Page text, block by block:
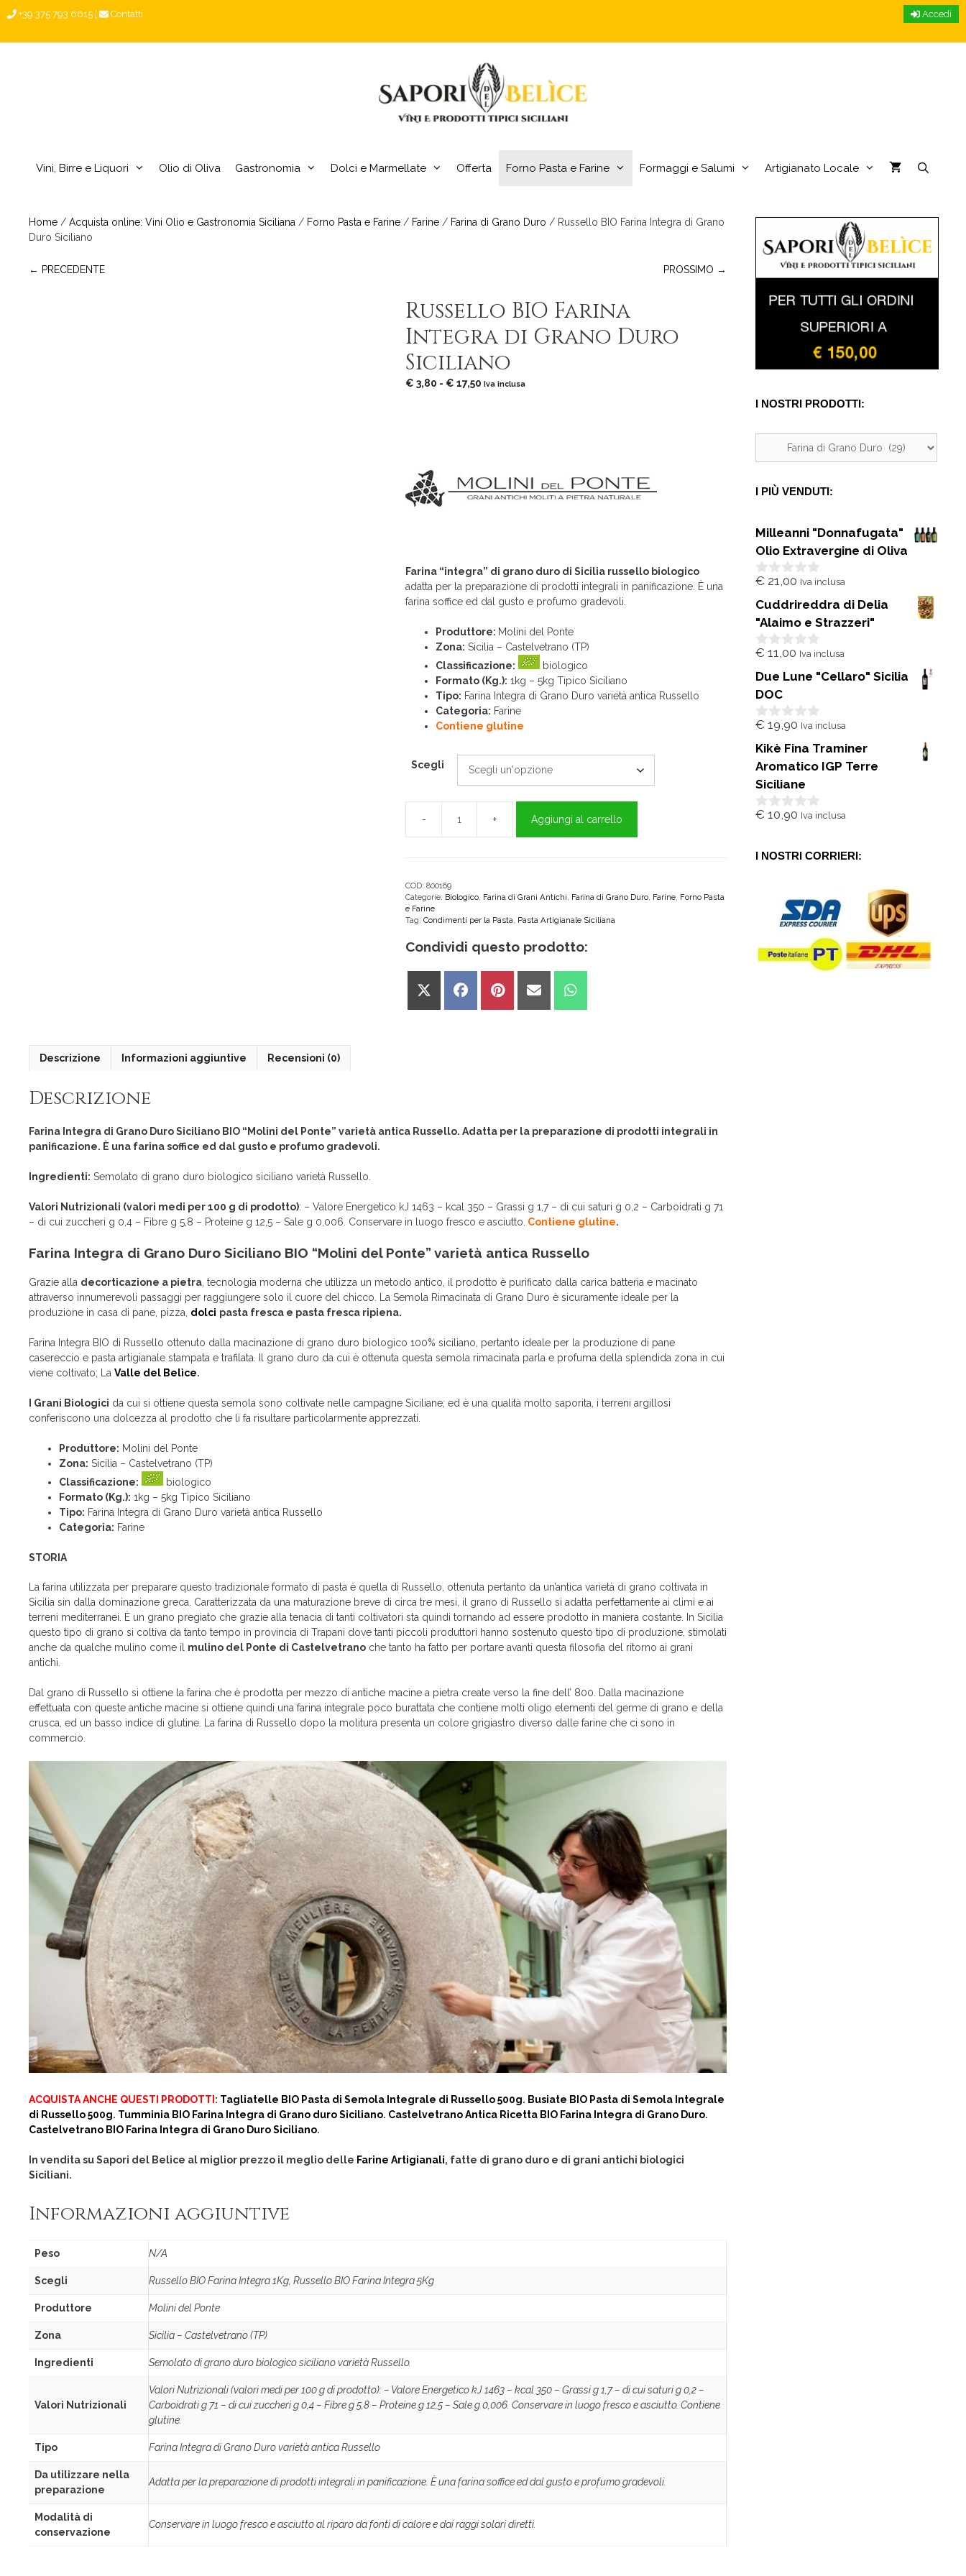
Accedi
+39 375 793 6615 Contatti
Vini, Birre e Liquori Olio di Oliva Gastronomia Dolci e Marmellate Offerta Forno Pasta e Farine Formaggi e Salumi Artigianato Locale
Home / Acquista online: Vini Olio e Gastronomia Siciliana / Forno Pasta e Farine / Farine / Farina di Grano Duro / Russello BIO Farina Integra di Grano
Duro Siciliano
← PRECEDENTE PROSSIMO →
Russello BIO Farina
Integra di Grano Duro
Siciliano
€ 3,80 - € 17,50 Fascia
Iva inclusa
Farina “integra” di grano duro di Sicilia russello biologico
adatta per la preparazione di prodotti integrali in panificazione. È una
farina soffice ed dal gusto e profumo gradevoli.
Produttore: Molini del Ponte
Zona: Sicilia – Castelvetrano (TP)
Classificazione:
biologico
Formato (Kg.): 1kg – 5kg Tipico Siciliano
Tipo: Farina Integra di Grano Duro varietà antica Russello
Categoria: Farine
Contiene glutine
Scegli
BIO
Farina
di
Grano
Duro
quantità
Aggiungi al carrello
COD:800169
Categorie: Biologico, Farina di Grani Antichi, Farina di Grano Duro, Farine, Forno Pasta
e Farine
Tag:Condimenti per la Pasta, Pasta Artigianale Siciliana
Condividi questo prodotto:
Share
Share
Share
Share
Share
Descrizione Informazioni aggiuntive Recensioni (0)
Descrizione
Farina Integra di Grano Duro Siciliano BIO “Molini del Ponte” varietà antica Russello. Adatta per la preparazione di prodotti integrali in
panificazione. È una farina soffice ed dal gusto e profumo gradevoli.
Ingredienti: Semolato di grano duro biologico siciliano varietà Russello.
Valori Nutrizionali (valori medi per 100 g di prodotto): – Valore Energetico kJ 1463 – kcal 350 – Grassi g 1,7 – di cui saturi g 0,2 – Carboidrati g 71
– di cui zuccheri g 0,4 – Fibre g 5,8 – Proteine g 12,5 – Sale g 0,006. Conservare in luogo fresco e asciutto. Contiene glutine.
Farina Integra di Grano Duro Siciliano BIO “Molini del Ponte” varietà antica Russello
Grazie alla decorticazione a pietra , tecnologia moderna che utilizza un metodo antico, il prodotto è purificato dalla carica batteria e macinato
attraverso innumerevoli passaggi per raggiungere solo il cuore del chicco. La Semola Rimacinata di Grano Duro è sicuramente ideale per la
produzione in casa di pane, pizza, dolci pasta fresca e pasta fresca ripiena.
Farina Integra BIO di Russello ottenuto dalla macinazione di grano duro biologico 100% siciliano, pertanto ideale per la produzione di pane
casereccio e pasta artigianale stampata e trafilata. Il grano duro da cui è ottenuta questa semola rimacinata parla e profuma della splendida zona in cui
viene coltivato; La Valle del Belìce.
I Grani Biologici da cui si ottiene questa semola sono coltivate nelle campagne Siciliane; ed è una qualità molto saporita, i terreni argillosi
conferiscono una dolcezza al prodotto che li fa risultare particolarmente apprezzati.
Produttore: Molini del Ponte
Zona: Sicilia – Castelvetrano (TP)
Classificazione:
biologico
Formato (Kg.): 1kg – 5kg Tipico Siciliano
Tipo: Farina Integra di Grano Duro varietà antica Russello
Categoria: Farine
STORIA
La farina utilizzata per preparare questo tradizionale formato di pasta è quella di Russello, ottenuta pertanto da un’antica varietà di grano coltivata in
Sicilia sin dalla dominazione greca. Caratterizzata da una maturazione breve di circa tre mesi, il grano di Russello si adatta perfettamente ai climi e ai
terreni mediterranei. È un grano pregiato che grazie alla tenacia di tanti coltivatori sta quindi tornando ad essere prodotto in maniera costante. In Sicilia
questo tipo di grano si coltiva da tanto tempo in provincia di Trapani dove tanti piccoli produttori hanno sostenuto questo tipo di produzione, stimolati
anche da qualche mulino come il mulino del Ponte di Castelvetrano che tanto ha fatto per portare avanti questa filosofia del ritorno ai grani
antichi.
Dal grano di Russello si ottiene la farina che è prodotta per mezzo di antiche macine a pietra create verso la fine dell’ 800. Dalla macinazione
effettuata con queste antiche macine si ottiene quindi una farina integrale poco burattata che contiene molti oligo elementi del germe di grano e della
crusca, ed un basso indice di glutine. La farina di Russello dopo la molitura presenta un colore grigiastro diverso dalle farine che ci sono in
commercio.
ACQUISTA ANCHE QUESTI PRODOTTI : Tagliatelle BIO Pasta di Semola Integrale di Russello 500g. Busiate BIO Pasta di Semola Integrale
di Russello 500g. Tumminia BIO Farina Integra di Grano duro Siciliano. Castelvetrano Antica Ricetta BIO Farina Integra di Grano Duro.
Castelvetrano BIO Farina Integra di Grano Duro Siciliano.
In vendita su Sapori del Belice al miglior prezzo il meglio delle Farine Artigianali, fatte di grano duro e di grani antichi biologici
Siciliani.
Informazioni aggiuntive
Peso N/A
Scegli Russello BIO Farina Integra 1Kg, Russello BIO Farina Integra 5Kg
Produttore Molini del Ponte
Zona Sicilia – Castelvetrano (TP)
Ingredienti Semolato di grano duro biologico siciliano varietà Russello.
Valori Nutrizionali
Valori Nutrizionali (valori medi per 100 g di prodotto): – Valore Energetico kJ 1463 – kcal 350 – Grassi g 1,7 – di cui saturi g 0,2 –
Carboidrati g 71 – di cui zuccheri g 0,4 – Fibre g 5,8 – Proteine g 12,5 – Sale g 0,006. Conservare in luogo fresco e asciutto. Contiene
glutine.
Tipo Farina Integra di Grano Duro varietà antica Russello
Da utilizzare nella
preparazione
Adatta per la preparazione di prodotti integrali in panificazione. È una farina soffice ed dal gusto e profumo gradevoli.
Modalità di
conservazione
Conservare in luogo fresco e asciutto al riparo da fonti di calore e dai raggi solari diretti.
I NOSTRI PRODOTTI:
I PIÙ VENDUTI:
Milleanni "Donnafugata"
Olio Extravergine di Oliva
0
u
5
€ 21,00 Iva inclusa
Cuddrireddra di Delia
"Alaimo e Strazzeri"
0
u
5
€ 11,00 Iva inclusa
Due Lune "Cellaro" Sicilia
DOC
0
u
5
€ 19,90 Iva inclusa
Kikè Fina Traminer
Aromatico IGP Terre
Siciliane
0
5
€ 10,90 Iva inclusa
I NOSTRI CORRIERI: